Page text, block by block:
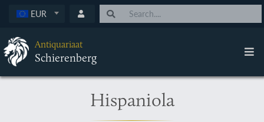
EUR
Antiquariaat
Schierenberg
Hispaniola